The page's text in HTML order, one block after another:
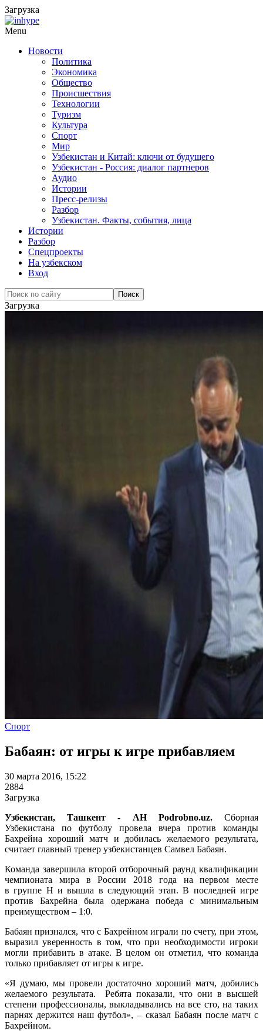
Загрузка
Menu
Новости
Политика
Экономика
Общество
Происшествия
Технологии
Туризм
Культура
Спорт
Мир
Узбекистан и Китай: ключи от будущего
Узбекистан - Россия: диалог партнеров
Аудио
Истории
Пресс-релизы
Разбор
Узбекистан. Факты, события, лица
Истории
Разбор
Спецпроекты
На узбекском
Вход
Загрузка
Спорт
Бабаян: от игры к игре прибавляем
30 марта 2016, 15:22
2884
Загрузка
Узбекистан, Ташкент - АН Podrobno.uz.Сборная
Узбекистана по футболу провела вчера против команды
Бахрейна хороший матч и добилась желаемого результата,
считает главный тренер узбекистанцев Самвел Бабаян.
Команда завершила второй отборочный раунд квалификации
чемпионата мира в России 2018 года на первом месте
в группе H и вышла в следующий этап. В последней игре
против Бахрейна была одержана победа с минимальным
преимуществом – 1:0.
Бабаян признался, что с Бахрейном играли по счету, при этом,
выразил уверенность в том, что при необходимости игроки
могли прибавить в атаке. В целом он отметил, что команда
только прибавляет от игры к игре.
«Я думаю, мы провели достаточно хороший матч, добились
желаемого результата. Ребята показали, что они в высшей
степени профессионалы, выкладывались на все сто, на таких
парнях держится наш футбол», – сказал Бабаян после матч с
Бахрейном.